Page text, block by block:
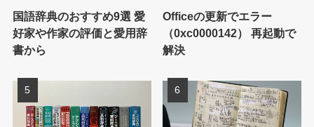
国語辞典のおすすめ9選 愛
好家や作家の評価と愛用辞
書から
Officeの更新でエラー
（0xc0000142） 再起動で
解決